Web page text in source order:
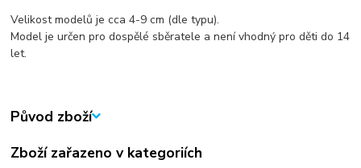
Velikost modelů je cca 4-9 cm (dle typu).
Model je určen pro dospělé sběratele a není vhodný pro děti do 14
let.
Původ zboží
Zboží zařazeno v kategoriích